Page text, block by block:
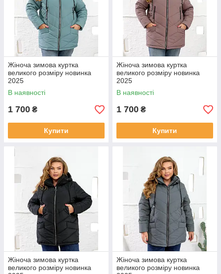
Жіноча зимова куртка
великого розміру новинка
2025
В наявності
1 700 ₴
Купити
Жіноча зимова куртка
великого розміру новинка
2025
В наявності
1 700 ₴
Купити
Жіноча зимова куртка
великого розміру новинка
Жіноча зимова куртка
великого розміру новинка